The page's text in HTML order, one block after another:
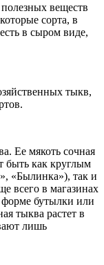
веществ
сорта, в
в сыром виде,
тыкв,
Ее мякоть сочная
быть как круглым
«Былинка»), так и
всего в магазинах
форме бутылки или
тыква растет в
лишь